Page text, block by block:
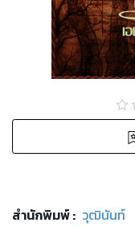
สำนักพิมพ์: วุฒินันท์